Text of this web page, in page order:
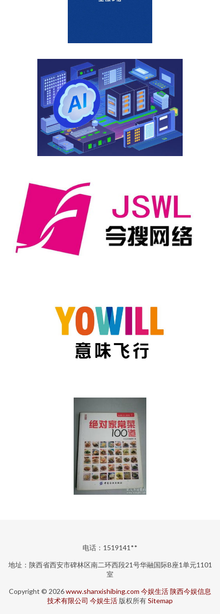
电话：1519141**
地址：陕西省西安市碑林区南二环西段21号华融国际B座1单元1101
室
Copyright © 2026www.shanxishibing.com 今娱生活陕西今娱信息
技术有限公司 今娱生活 版权所有Sitemap